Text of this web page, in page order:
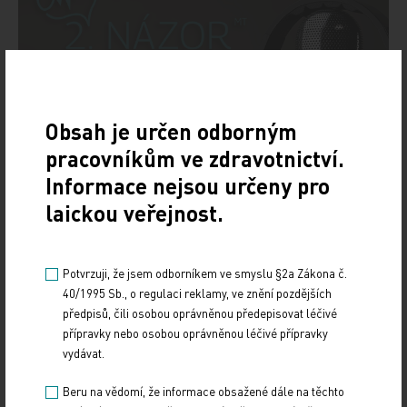
Doporučené
Má mít každý hypertonik hypolipidemikum?
Obsah je určen odborným
pracovníkům ve zdravotnictví.
Informace nejsou určeny pro
laickou veřejnost.
Potvrzuji, že jsem odborníkem ve smyslu §2a Zákona č.
40/1995 Sb., o regulaci reklamy, ve znění pozdějších
předpisů, čili osobou oprávněnou předepisovat léčivé
přípravky nebo osobou oprávněnou léčivé přípravky
vydávat.
Beru na vědomí, že informace obsažené dále na těchto